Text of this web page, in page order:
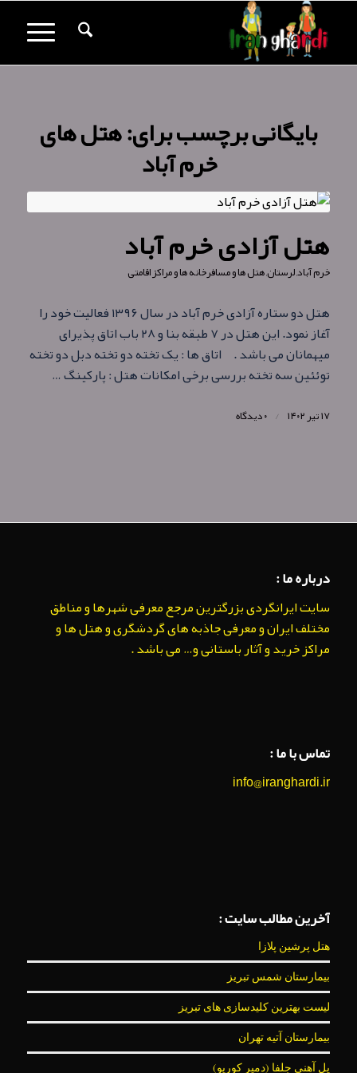
بایگانی برچسب برای:هتل های
خرم آباد
هتل آزادی خرم آباد
خرم آباد,لرستان,هتل ها و مسافرخانه ها و مراکز اقامتی
هتل دو ستاره آزادی خرم آباد در سال ۱۳۹۶ فعالیت خود را
آغاز نمود. این هتل در ۷ طبقه بنا و ۲۸ باب اتاق پذیرای
میهمانان می باشد . اتاق ها : یک تخته دو تخته دبل دو تخته
توئئین سه تخته بررسی برخی امکانات هتل : پارکینگ …
۱۷ تیر ۱۴۰۲ / ۰ دیدگاه
درباره ما :
سایت ایرانگردی بزرگترین مرجع معرفی شهرها و مناطق
مختلف ایران و معرفی جاذبه های گردشگری و هتل ها و
مراکز خرید و آثار باستانی و… می باشد .
تماس با ما :
info@iranghardi.ir
آخرین مطالب سایت :
هتل پرشین پلازا
بیمارستان شمس تبریز
لیست بهترین کلیدسازی های تبریز
بیمارستان آتیه تهران
پل آهنی جلفا (دمیر کورپو)